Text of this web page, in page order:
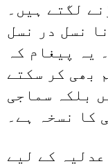
لگتے ہیں۔
نسل در نسل
یہ پیغام کہ
بھی کر سکتے
بلکہ سماجی
کا نسخہ ہے۔
کے لیے